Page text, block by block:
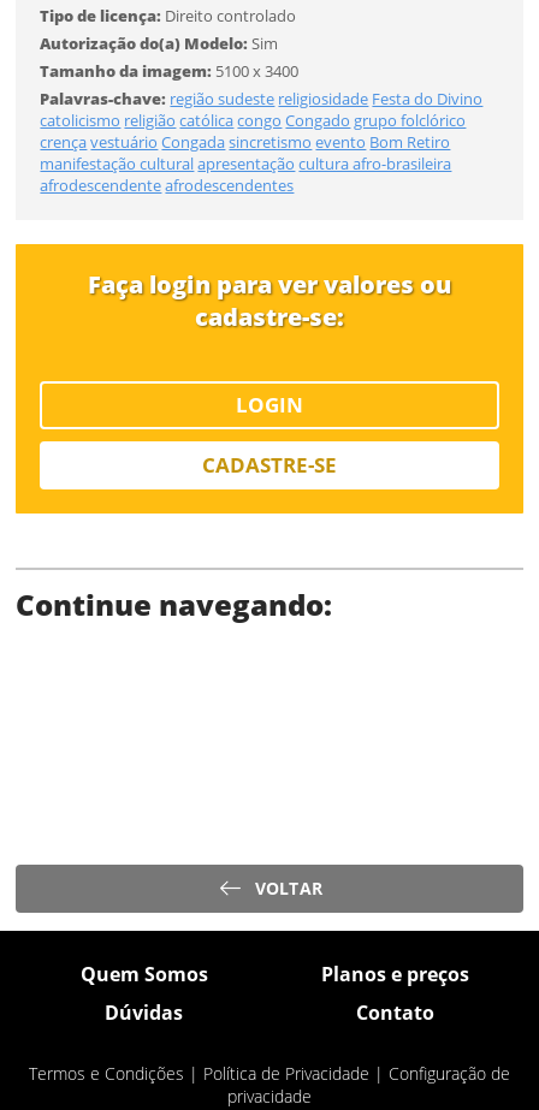
Tipo de licença: Direito controlado
Autorização do(a) Modelo:Sim
Tamanho da imagem: 5100 x 3400
Palavras-chave: região sudeste religiosidade Festa do Divino
catolicismo religião católicacongo Congado grupo folclórico
crençavestuário Congadasincretismo evento Bom Retiro
manifestação culturalapresentação cultura afro-brasileira
afrodescendenteafrodescendentes
Faça login para ver valores ou
cadastre-se:
LOGIN
CADASTRE-SE
Continue navegando:
VOLTAR
Quem Somos
Planos e preços
Dúvidas
Contato
Termos e Condições | Política de Privacidade | Configuração de
privacidade
Status
SALVAR